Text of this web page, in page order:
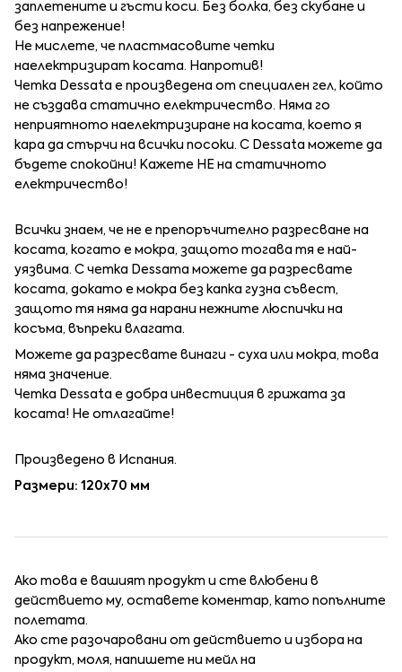
заплетените и гъсти коси. Без болка, без скубане и
без напрежение!
Не мислете, че пластмасовите четки
наелектризират косата. Напротив!
Четка Dessata е произведена от специален гел, който
не създава статично електричество. Няма го
неприятното наелектризиране на косата, което я
кара да стърчи на всички посоки. С Dessata можете да
бъдете спокойни! Кажете НЕ на статичното
електричество!
Всички знаем, че не е препоръчително разресване на
косата, когато е мокра, защото тогава тя е най-
уязвима. С четка Dessата можете да разресвате
косата, докато е мокра без капка гузна съвест,
защото тя няма да нарани нежните люспички на
косъма, въпреки влагата.
Можете да разресвате винаги - суха или мокра, това
няма значение.
Четка Dessata е добра инвестиция в грижата за
косата! Не отлагайте!
Произведено в Испания.
Размери: 120х70 мм
Ако това е вашият продукт и сте влюбени в
действието му, оставете коментар, като попълните
полетата.
Ако сте разочаровани от действието и избора на
продукт, моля, напишете ни мейл на